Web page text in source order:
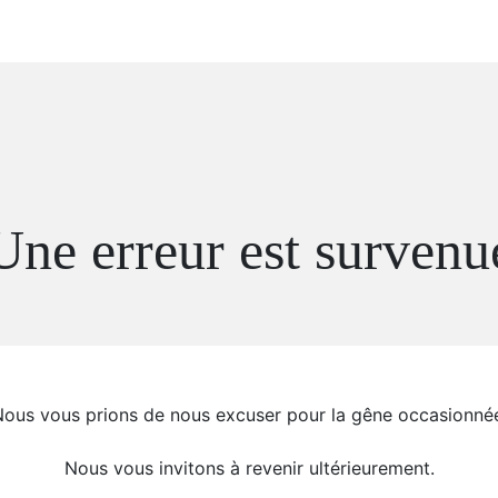
erreur est
vous prions de nous excuser pour la gêne
Nous vous invitons à revenir ultérieurement.